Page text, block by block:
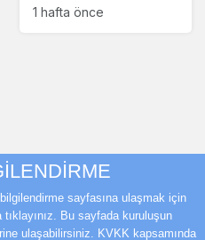
çeyrek bilançosunu
1 hafta önce
sayfasına ulaşmak için
tıklayınız. Bu sayfada kuruluşun
ulaşabilirsiniz. KVKK kapsamında